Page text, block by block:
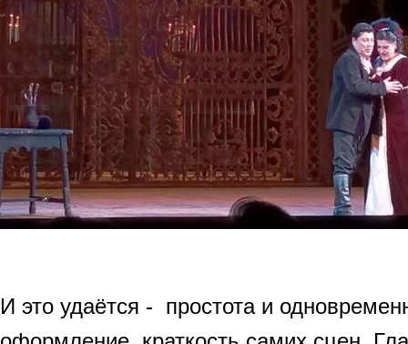
И это удаётся - простота и